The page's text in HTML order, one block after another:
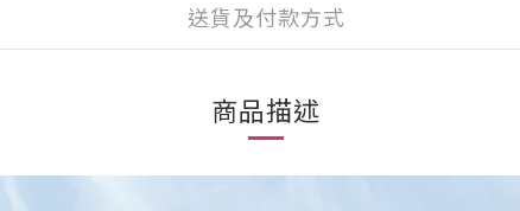
送貨及付款方式
商品描述